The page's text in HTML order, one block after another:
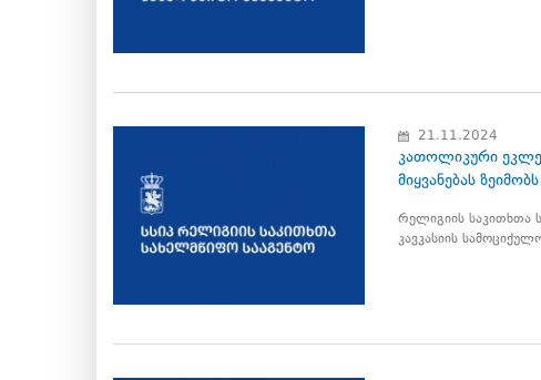
21.11.2024
კათოლიკური
მიყვანებას ზეიმობს
რელიგიის საკითხთა
კავკასიის